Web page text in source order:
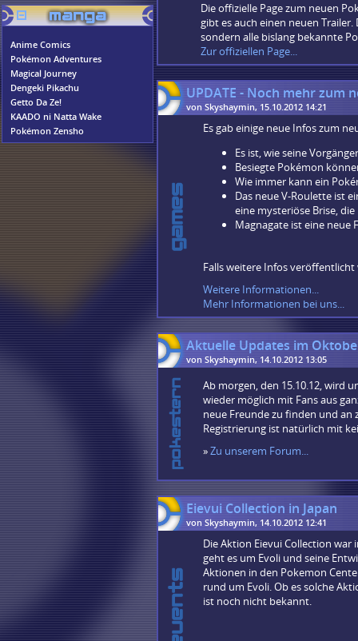
Anime Comics
Pokémon Adventures
Magical Journey
Dengeki Pikachu
Getto Da Ze!
KAADO ni Natta Wake
Pokémon Zensho
Die offizielle Page zum neuen
gibt es auch einen neuen
sondern alle bislang bekannte
Zur offiziellen Page...
UPDATE - Noch mehr zum
von Skyshaymin, 15.10.2012 14:21
Es gab einige neue Infos zum
Es ist, wie seine
Besiegte Pokémon
Wie immer kann ein
Das neue V-Roulette ist
eine mysteriöse Brise,
Magnagate ist eine neue
Falls weitere Infos
Weitere Informationen...
Mehr Informationen bei uns...
Aktuelle Updates im
von Skyshaymin, 14.10.2012 13:05
Ab morgen, den 15.10.12, wird
wieder möglich mit Fans aus
neue Freunde zu finden und an
Registrierung ist natürlich mit
»Zu unserem Forum...
Eievui Collection in Japan
von Skyshaymin, 14.10.2012 12:41
Die Aktion Eievui Collection war
geht es um Evoli und seine
Aktionen in den Pokemon
rund um Evoli. Ob es solche
ist noch nicht bekannt.